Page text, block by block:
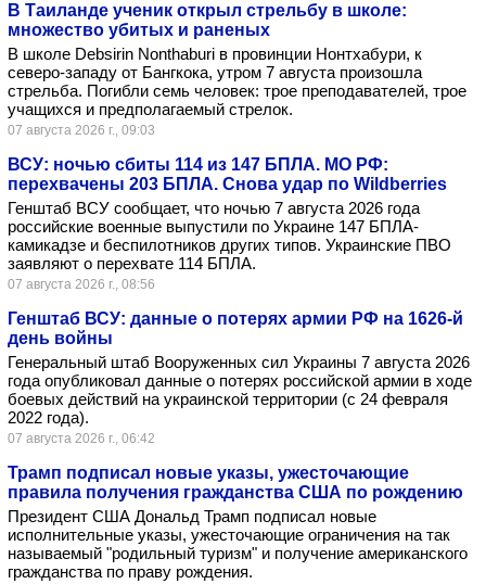
В Таиланде ученик открыл стрельбу в школе:
множество убитых и раненых
В школе Debsirin Nonthaburi в провинции Нонтхабури, к
северо-западу от Бангкока, утром 7 августа произошла
стрельба. Погибли семь человек: трое преподавателей, трое
учащихся и предполагаемый стрелок.
07 августа 2026 г., 09:03
ВСУ: ночью сбиты 114 из 147 БПЛА. МО РФ:
перехвачены 203 БПЛА. Снова удар по Wildberries
Генштаб ВСУ сообщает, что ночью 7 августа 2026 года
российские военные выпустили по Украине 147 БПЛА-
камикадзе и беспилотников других типов. Украинские ПВО
заявляют о перехвате 114 БПЛА.
07 августа 2026 г., 08:56
Генштаб ВСУ: данные о потерях армии РФ на 1626-й
день войны
Генеральный штаб Вооруженных сил Украины 7 августа 2026
года опубликовал данные о потерях российской армии в ходе
боевых действий на украинской территории (с 24 февраля
2022 года).
07 августа 2026 г., 06:42
Трамп подписал новые указы, ужесточающие
правила получения гражданства США по рождению
Президент США Дональд Трамп подписал новые
исполнительные указы, ужесточающие ограничения на так
называемый "родильный туризм" и получение американского
гражданства по праву рождения.